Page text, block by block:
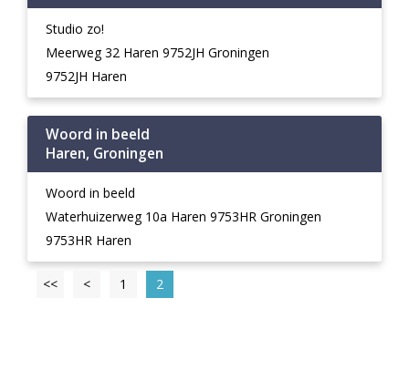
Studio zo!
Meerweg 32 Haren 9752JH Groningen
9752JH Haren
Woord in beeld
Haren, Groningen
Woord in beeld
Waterhuizerweg 10a Haren 9753HR Groningen
9753HR Haren
<< < 1 2